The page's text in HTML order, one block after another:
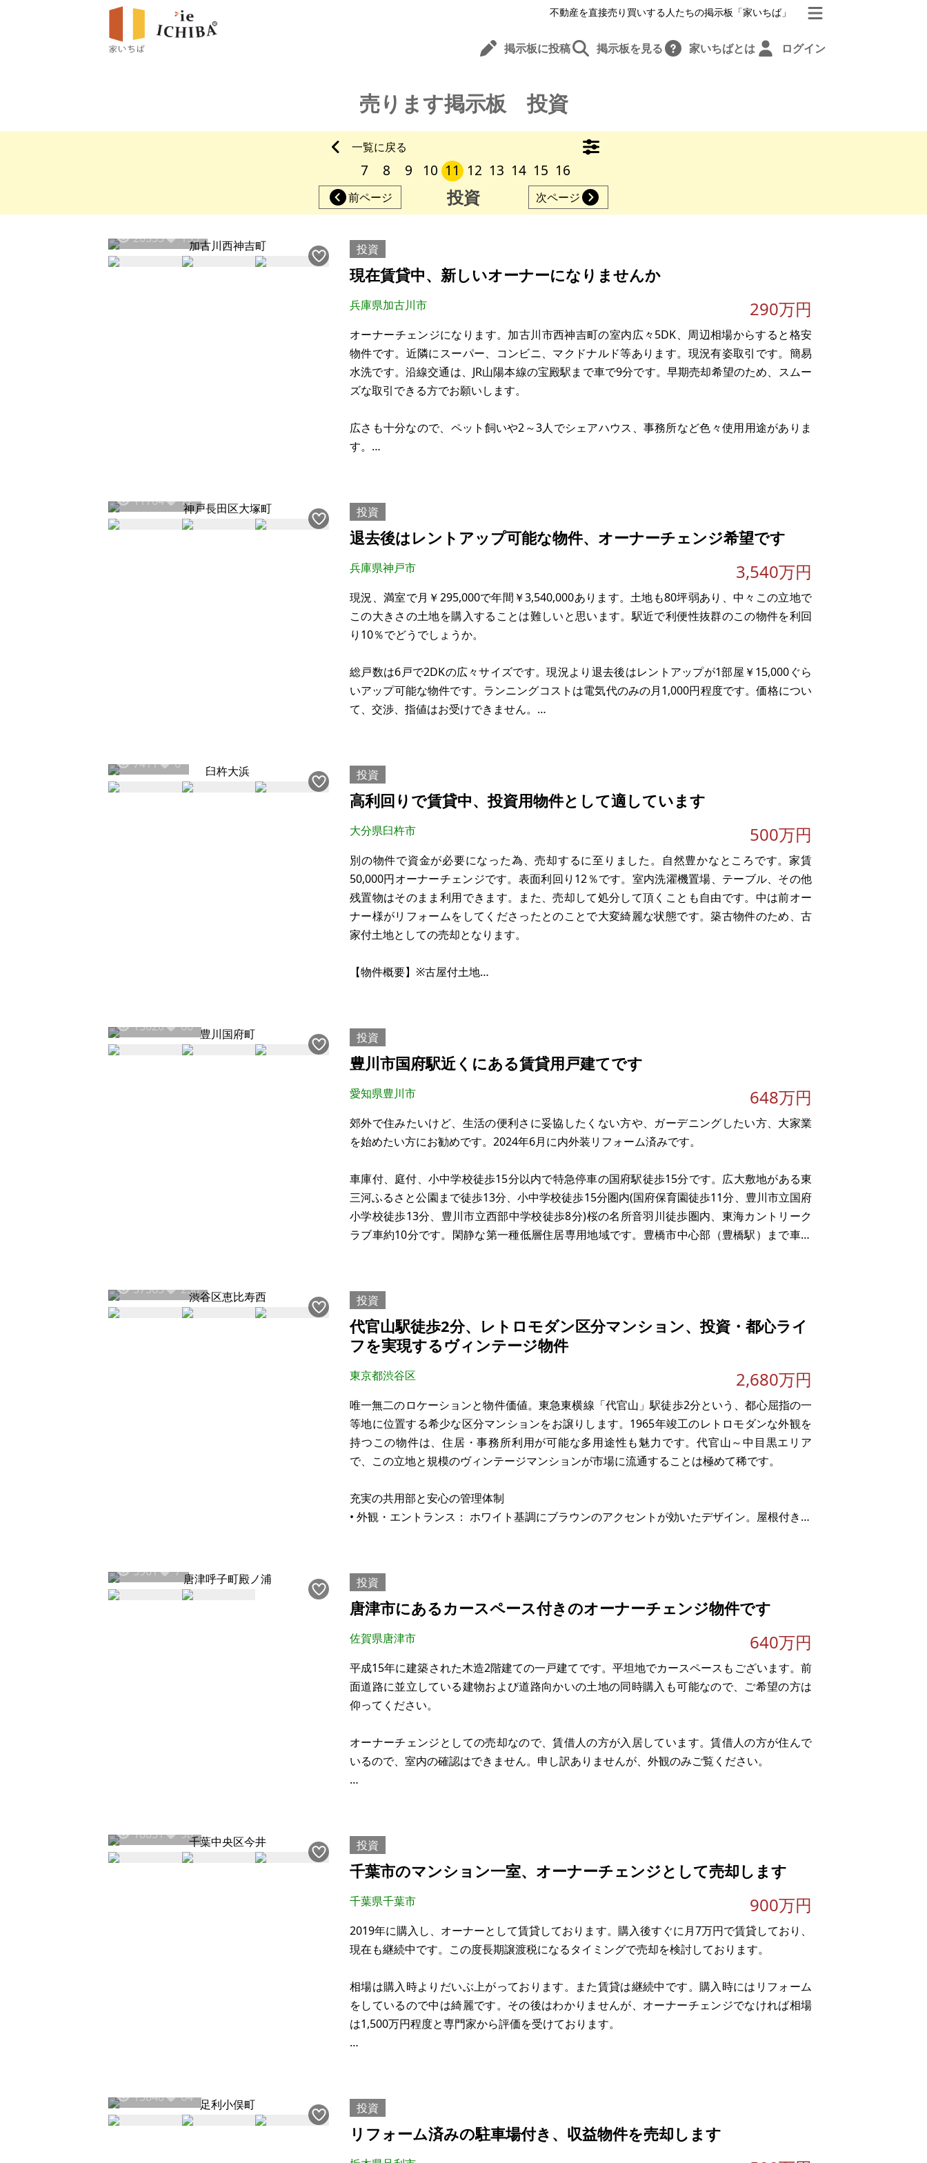
不動産を直接売り買いする人たちの掲示板「家いちば」
掲示板に投稿 掲示板を見る 家いちばとは ログイン
売ります掲示板 投資
一覧に戻る
7 8 9 10 11 12 13 14 15 16
前ページ 投資 次ページ
20533 153
投資
現在賃貸中、新しいオーナーになりませんか
兵庫県加古川市 290万円
オーナーチェンジになります。加古川市西神吉町の室内広々5DK、周辺相場からすると格安
物件です。近隣にスーパー、コンビニ、マクドナルド等あります。現況有姿取引です。簡易
水洗です。沿線交通は、JR山陽本線の宝殿駅まで車で9分です。早期売却希望のため、スムー
ズな取引できる方でお願いします。
広さも十分なので、ペット飼いや2～3人でシェアハウス、事務所など色々使用用途がありま
す。
場所：兵庫県加古川市西神吉町
土地：79.36m²
建物：84.00㎡
現況：月36,000円で賃貸中
希望価格：290万円
※現状有姿、およ
11704 72
投資
退去後はレントアップ可能な物件、オーナーチェンジ希望です
兵庫県神戸市 3,540万円
現況、満室で月￥295,000で年間￥3,540,000あります。土地も80坪弱あり、中々この立地で
この大きさの土地を購入することは難しいと思います。駅近で利便性抜群のこの物件を利回
り10％でどうでしょうか。
総戸数は6戸で2DKの広々サイズです。現況より退去後はレントアップが1部屋￥15,000ぐら
いアップ可能な物件です。ランニングコストは電気代のみの月1,000円程度です。価格につい
て、交渉、指値はお受けできません。
戸高速東西線/高速長田駅/徒歩約6分です。利便性抜群で間取りも広々2DKです。
7411 6
投資
高利回りで賃貸中、投資用物件として適しています
大分県臼杵市 500万円
別の物件で資金が必要になった為、売却するに至りました。自然豊かなところです。家賃
50,000円オーナーチェンジです。表面利回り12％です。室内洗濯機置場、テーブル、その他
残置物はそのまま利用できます。また、売却して処分して頂くことも自由です。中は前オー
ナー様がリフォームをしてくださったとのことで大変綺麗な状態です。築古物件のため、古
家付土地としての売却となります。
【物件概要】※古屋付土地
建物：107.46㎡
構造：木造、瓦ぶき、2階建て
現況：賃貸中
※現状有姿、および公簿売買でのお取引となります。
13020 66
投資
豊川市国府駅近くにある賃貸用戸建てです
愛知県豊川市 648万円
郊外で住みたいけど、生活の便利さに妥協したくない方や、ガーデニングしたい方、大家業
を始めたい方にお勧めです。2024年6月に内外装リフォーム済みです。
車庫付、庭付、小中学校徒歩15分以内で特急停車の国府駅徒歩15分です。広大敷地がある東
三河ふるさと公園まで徒歩13分、小中学校徒歩15分圏内(国府保育園徒歩11分、豊川市立国府
小学校徒歩13分、豊川市立西部中学校徒歩8分)桜の名所音羽川徒歩圏内、東海カントリーク
ラブ車約10分です。閑静な第一種低層住居専用地域です。豊橋市中心部（豊橋駅）まで車で
【物件概要】※賃貸用
57565 258
投資
代官山駅徒歩2分、レトロモダン区分マンション、投資・都心ライ
フを実現するヴィンテージ物件
東京都渋谷区 2,680万円
唯一無二のロケーションと物件価値。東急東横線「代官山」駅徒歩2分という、都心屈指の一
等地に位置する希少な区分マンションをお譲りします。1965年竣工のレトロモダンな外観を
持つこの物件は、住居・事務所利用が可能な多用途性も魅力です。代官山～中目黒エリア
で、この立地と規模のヴィンテージマンションが市場に流通することは極めて稀です。
充実の共用部と安心の管理体制
• 外観・エントランス： ホワイト基調にブラウンのアクセントが効いたデザイン。屋根付きア
投資・将来性を極めるポテ
5961 7
投資
唐津市にあるカースペース付きのオーナーチェンジ物件です
佐賀県唐津市 640万円
平成15年に建築された木造2階建ての一戸建てです。平坦地でカースペースもございます。前
面道路に並立している建物および道路向かいの土地の同時購入も可能なので、ご希望の方は
仰ってください。
オーナーチェンジとしての売却なので、賃借人の方が入居しています。賃借人の方が住んで
いるので、室内の確認はできません。申し訳ありませんが、外観のみご覧ください。
土地：137.21㎡
建物：33.12㎡（1階）、28.98㎡（2階）
構造：木造かわらぶき2階建
希望価格：640万円
賃料：60,000円／月
年間固都税：33,615円
18851 98
投資
千葉市のマンション一室、オーナーチェンジとして売却します
千葉県千葉市 900万円
2019年に購入し、オーナーとして賃貸しております。購入後すぐに月7万円で賃貸しており、
現在も継続中です。この度長期譲渡税になるタイミングで売却を検討しております。
相場は購入時よりだいぶ上がっております。また賃貸は継続中です。購入時にはリフォーム
をしているので中は綺麗です。その後はわかりませんが、オーナーチェンジでなければ相場
は1,500万円程度と専門家から評価を受けております。
土地：
建物：47.98㎡(登記面積)
構造：RC
13848 64
投資
リフォーム済みの駐車場付き、収益物件を売却します